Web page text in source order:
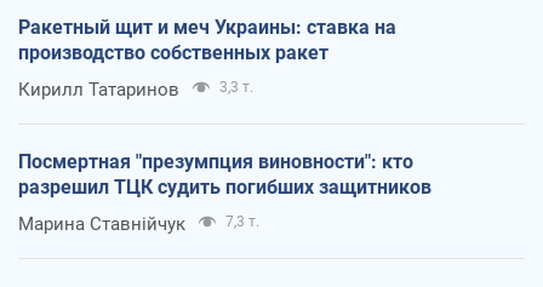
Ракетный щит и меч Украины: ставка на
производство собственных ракет
Кирилл Татаринов 3,3 т.
Посмертная "презумпция виновности": кто
разрешил ТЦК судить погибших защитников
Марина Ставнійчук 7,3 т.